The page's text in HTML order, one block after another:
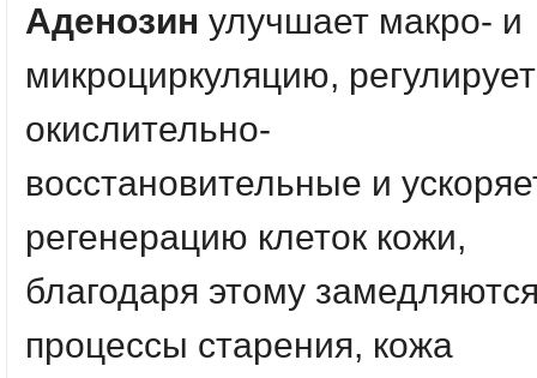
Аденозин улучшает макро- и
микроциркуляцию, регулирует
окислительно-
восстановительные и
регенерацию клеток кожи,
благодаря этому
процессы старения, кожа